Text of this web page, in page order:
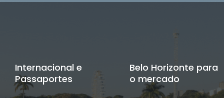
Internacional e
Passaportes
Belo Horizonte para
o mercado